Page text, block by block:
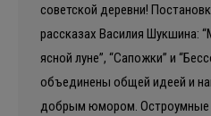
советской деревни!
рассказах Василия Шукшина:
ясной луне”, “Сапожки” и
объединены общей идеей и
добрым юмором. Остроумные